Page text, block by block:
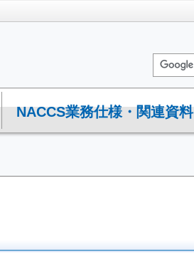
NACCS業務仕様・関連資料